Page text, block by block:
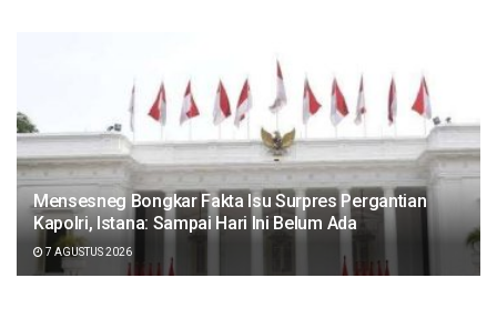
Mensesneg Bongkar Fakta Isu Surpres Pergantian
Kapolri, Istana: Sampai Hari Ini Belum Ada
7 AGUSTUS 2026